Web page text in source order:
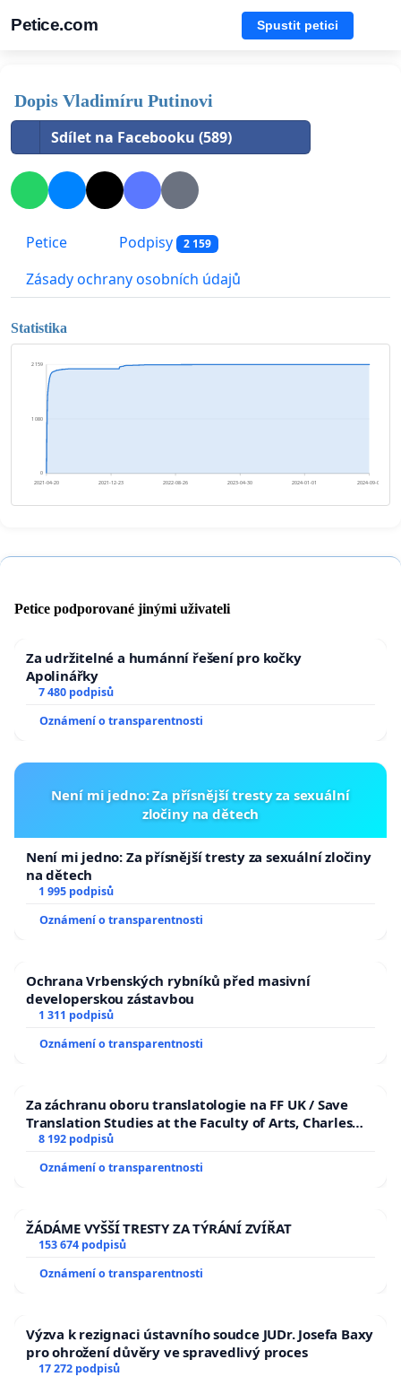
Petice.com Spustit petici
Dopis Vladimíru Putinovi
Sdílet na Facebooku (589)
Petice Podpisy 2 159
Zásady ochrany osobních údajů
Statistika
0
1 080
2 159
2021-04-20 2021-12-23 2022-08-26 2023-04-30 2024-01-01 2024-09-04
Petice podporované jinými uživateli
Za udržitelné a humánní řešení pro kočky
Apolinářky
7 480 podpisů
Oznámení o transparentnosti
Není mi jedno: Za přísnější tresty za sexuální
zločiny na dětech
Není mi jedno: Za přísnější tresty za sexuální zločiny
na dětech
1 995 podpisů
Oznámení o transparentnosti
Ochrana Vrbenských rybníků před masivní
developerskou zástavbou
1 311 podpisů
Oznámení o transparentnosti
Za záchranu oboru translatologie na FF UK / Save
Translation Studies at the Faculty of Arts, Charles
University
8 192 podpisů
Oznámení o transparentnosti
ŽÁDÁME VYŠŠÍ TRESTY ZA TÝRÁNÍ ZVÍŘAT
153 674 podpisů
Oznámení o transparentnosti
Výzva k rezignaci ústavního soudce JUDr. Josefa Baxy
pro ohrožení důvěry ve spravedlivý proces
17 272 podpisů